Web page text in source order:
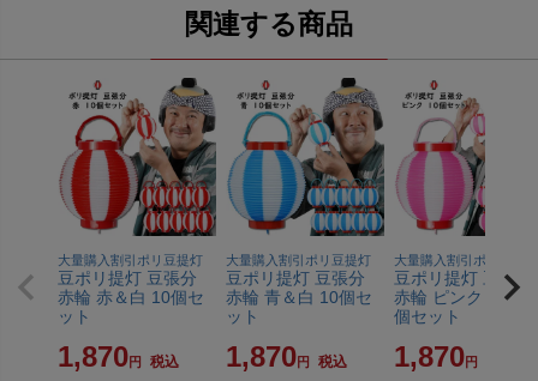
関連する商品
大量購入割引ポリ豆提灯
豆ポリ提灯 豆張分
赤輪 赤＆白 10個セ
ット
1,870 税込
大量購入割引ポリ豆提灯
豆ポリ提灯 豆張分
赤輪 青＆白 10個セ
ット
1,870 税込
大量購入割引ポリ豆提灯
豆ポリ提灯 豆張分
赤輪 ピンク＆白
個セット
1,870